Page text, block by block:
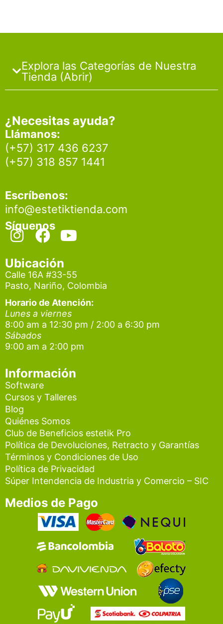
Explora las Categorías de Nuestra
Tienda (Abrir)
¿Necesitas ayuda?
Llámanos:
(+57) 317 436 6237
(+57) 318 857 1441
Escríbenos:
info@estetiktienda.com
Síguenos
I
n
s
t
a
g
r
a
m
F
a
c
e
b
o
o
Y
o
t
u
b
e
Ubicación
Calle 16A #33-55
Pasto, Nariño, Colombia
Horario de Atención:
Lunes a viernes
8:00 am a 12:30 pm / 2:00 a 6:30 pm
Sábados
9:00 am a 2:00 pm
Información
Software
Cursos y Talleres
Blog
Quiénes Somos
Club de Beneficios estetik Pro
Política de Devoluciones, Retracto y Garantías
Términos y Condiciones de Uso
Política de Privacidad
Súper Intendencia de Industria y Comercio – SIC
Medios de Pago